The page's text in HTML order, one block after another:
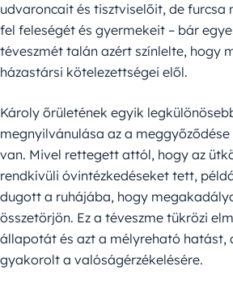
udvaroncait és tisztviselőit, de furcsa
fel feleségét és gyermekeit – bár
téveszmét talán azért színlelte, hogy
házastársi kötelezettségei elől.
Károly őrületének egyik
megnyilvánulása az a
van. Mivel rettegett attól, hogy az
rendkívüli óvintézkedéseket tett,
dugott a ruhájába, hogy
összetörjön. Ez a téveszme tükrözi
állapotát és azt a mélyreható hatást,
gyakorolt a valóságérzékelésére.